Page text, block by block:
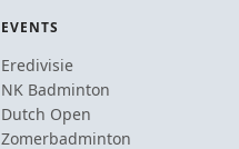
EVENTS
Eredivisie
NK Badminton
Dutch Open
Zomerbadminton